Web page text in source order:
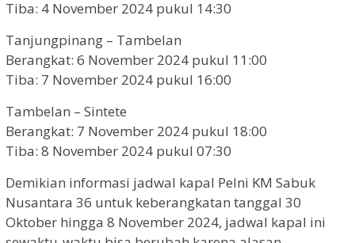
Tiba: 4 November 2024 pukul 14:30
Tanjungpinang – Tambelan
Berangkat: 6 November 2024 pukul 11:00
Tiba: 7 November 2024 pukul 16:00
Tambelan – Sintete
Berangkat: 7 November 2024 pukul 18:00
Tiba: 8 November 2024 pukul 07:30
Demikian informasi jadwal kapal Pelni KM Sabuk
Nusantara 36 untuk keberangkatan tanggal 30
Oktober hingga 8 November 2024, jadwal kapal ini